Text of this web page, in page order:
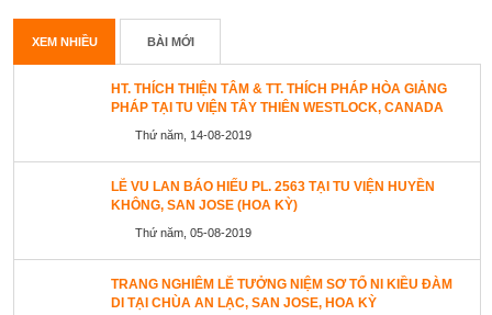
XEM NHIỀU BÀI MỚI
HT. THÍCH THIỆN TÂM & TT. THÍCH PHÁP HÒA GIẢNG
PHÁP TẠI TU VIỆN TÂY THIÊN WESTLOCK, CANADA
Thứ năm, 14-08-2019
LỄ VU LAN BÁO HIẾU PL. 2563 TẠI TU VIỆN HUYỀN
KHÔNG, SAN JOSE (HOA KỲ)
Thứ năm, 05-08-2019
TRANG NGHIÊM LỄ TƯỞNG NIỆM SƠ TỔ NI KIỀU ĐÀM
DI TẠI CHÙA AN LẠC, SAN JOSE, HOA KỲ